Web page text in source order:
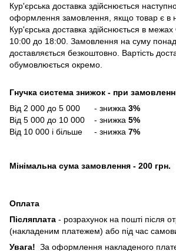
Кур'єрська доставка здійснюється
оформлення замовлення, якщо товар є в
Кур'єрська доставка здійснюється в
10:00 до 18:00. Замовлення на суму
доставляється безкоштовно. Вартість
обумовлюється окремо.
Гнучка система знижок - при
Від 2 000 до 5 000 - знижка 3%
Від 5 000 до 10 000 - знижка 5%
Від 10 000 і більше - знижка 7%
Мінімальна сума замовлення - 200 грн.
Оплата
Післяплата - розрахунок на пошті після
(накладеним платежем) або під час
Увага! За оформлення накладеного